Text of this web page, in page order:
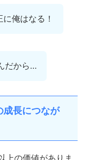
俺はなる！
だから…
成長につなが
上の価値がありま